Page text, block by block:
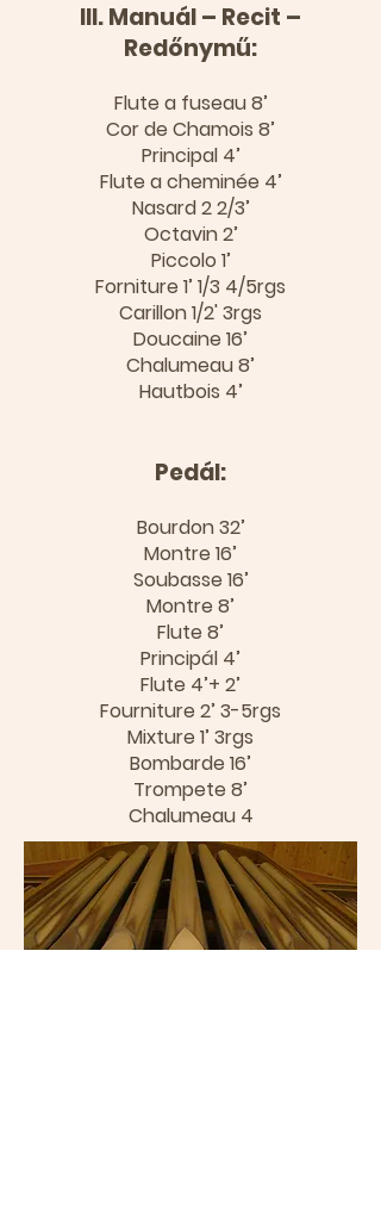
III. Manuál – Recit –
Redőnymű:
Flute a fuseau 8’
Cor de Chamois 8’
Principal 4’
Flute a cheminée 4’
Nasard 2 2/3’
Octavin 2’
Piccolo 1’
Forniture 1’ 1/3 4/5rgs
Carillon 1/2' 3rgs
Doucaine 16’
Chalumeau 8’
Hautbois 4’
Pedál:
Bourdon 32’
Montre 16’
Soubasse 16’
Montre 8’
Flute 8’
Principál 4’
Flute 4’+ 2’
Fourniture 2’ 3-5rgs
Mixture 1’ 3rgs
Bombarde 16’
Trompete 8’
Chalumeau 4